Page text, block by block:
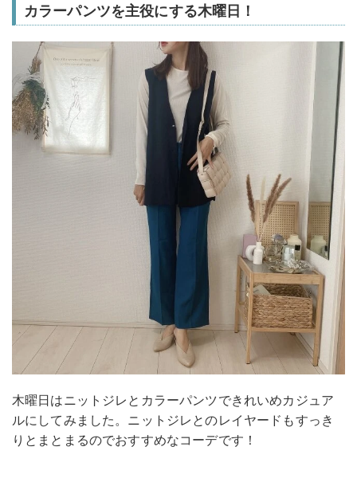
カラーパンツを主役にする木曜日！
木曜日はニットジレとカラーパンツできれいめカジュア
ルにしてみました。ニットジレとのレイヤードもすっき
りとまとまるのでおすすめなコーデです！